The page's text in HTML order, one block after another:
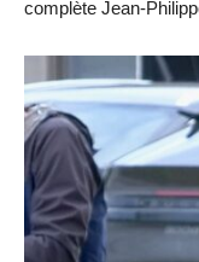
complète Jean-